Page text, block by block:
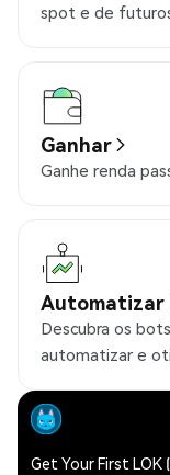
spot e de
Ganhar
Ganhe renda
Automatizar
Descubra os
automatizar e
Get Your First LOK